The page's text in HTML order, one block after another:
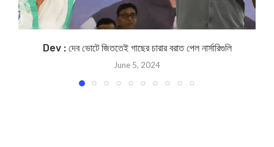
Dev : দেব ভোটে জিততেই গাছের চারার বরাত পেল নার্সারিগুলি
June 5, 2024